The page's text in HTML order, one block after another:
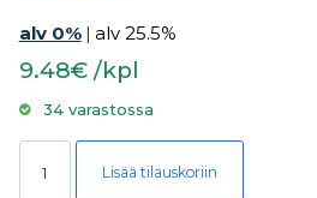
alv 0% | alv 25.5%
9.48€ /kpl
34 varastossa
KAIVONKANSI/POHJA 315MM Muovi määrä
Lisää tilauskoriin